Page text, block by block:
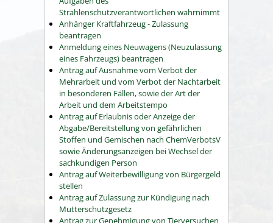
Strahlenschutzverantwortlichen wahrnimmt
Anhänger Kraftfahrzeug - Zulassung
beantragen
Anmeldung eines Neuwagens (Neuzulassung
eines Fahrzeugs) beantragen
Antrag auf Ausnahme vom Verbot der
Mehrarbeit und vom Verbot der Nachtarbeit
in besonderen Fällen, sowie der Art der
Arbeit und dem Arbeitstempo
Antrag auf Erlaubnis oder Anzeige der
Abgabe/Bereitstellung von gefährlichen
Stoffen und Gemischen nach ChemVerbotsV
sowie Änderungsanzeigen bei Wechsel der
sachkundigen Person
Antrag auf Weiterbewilligung von Bürgergeld
stellen
Antrag auf Zulassung zur Kündigung nach
Mutterschutzgesetz
Antrag zur Genehmigung von Tierversuchen